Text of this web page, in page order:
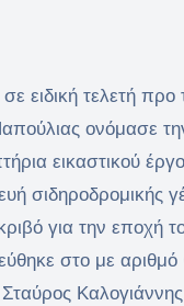
ειδική τελετή προ
ονόμασε
εικαστικού
σιδηροδρομικής
για την εποχή
στο με
Καλογιάννης